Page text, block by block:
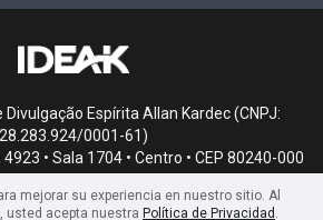
Espírita Allan Kardec (CNPJ:
28.283.924/0001-61)
• Sala 1704 • Centro • CEP 80240-000
mejorar su experiencia en nuestro sitio. Al
usted acepta nuestra Política de Privacidad .